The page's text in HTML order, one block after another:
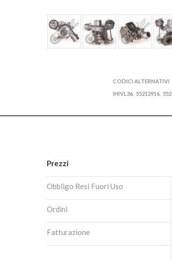
CODICI ALTERNATIVI
IHIVL36 55212916
Prezzi
Obbligo Resi Fuori Uso
Ordini
Fatturazione